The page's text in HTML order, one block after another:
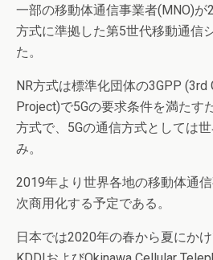
一部の移動体通信事業者(MNO)が
方式に準拠した第5世代移動通信
た。
NR方式は標準化団体の3GPP (3rd
Project)で5Gの要求条件を満たす
方式で、5Gの通信方式としては
み。
2019年より世界各地の移動体通
次商用化する予定である。
日本では2020年の春から夏にかけ